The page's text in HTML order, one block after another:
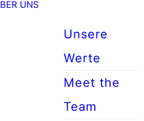
UNS
Unsere
Werte
Meet the
Team